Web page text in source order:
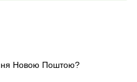
Новою Поштою?